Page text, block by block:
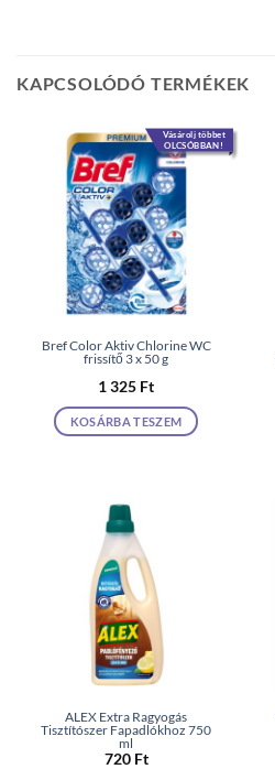
KAPCSOLÓDÓ TERMÉKEK
Vásárolj többet
OLCSÓBBAN!
Bref Color Aktiv Chlorine WC
frissítő 3 x 50 g
1 325 Ft
KOSÁRBA TESZEM
ALEX Extra Ragyogás
Tisztítószer Fapadlókhoz 750
ml
720 Ft